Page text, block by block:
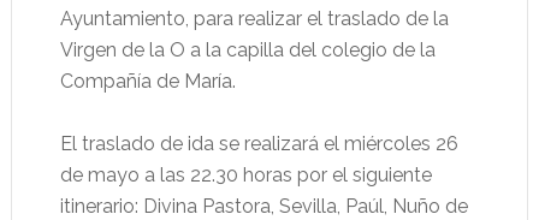
Ayuntamiento, para realizar el traslado de la
Virgen de la O a la capilla del colegio de la
Compañía de María.
El traslado de ida se realizará el miércoles 26
de mayo a las 22.30 horas por el siguiente
itinerario: Divina Pastora, Sevilla, Paúl, Nuño de